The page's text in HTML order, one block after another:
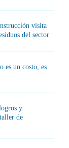
visita
del sector
es un costo, es
y
de